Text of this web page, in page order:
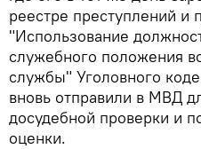
реестре преступлений и
"Использование
служебного положения
службы" Уголовного
вновь отправили в МВД
досудебной проверки и
оценки.